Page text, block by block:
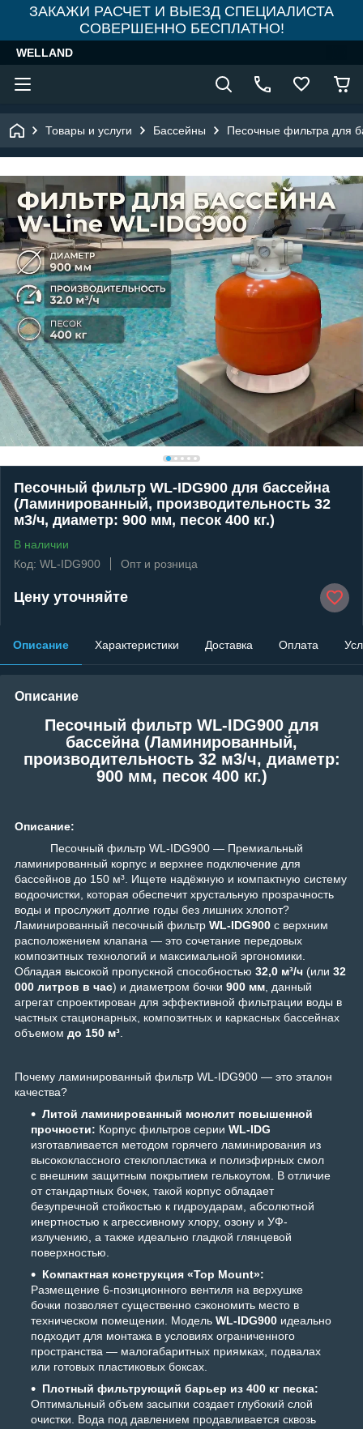
ЗАКАЖИ РАСЧЕТ И ВЫЕЗД СПЕЦИАЛИСТА
СОВЕРШЕННО БЕСПЛАТНО!
WELLAND
Товары и услуги Бассейны Песочные фильтра для
Песочный фильтр WL-IDG900 для бассейна
(Ламинированный, производительность 32
м3/ч, диаметр: 900 мм, песок 400 кг.)
В наличии
Код: WL-IDG900
Опт и розница
Цену уточняйте
Описание Характеристики Доставка Оплата
Описание
Песочный фильтр WL-IDG900 для
бассейна (Ламинированный,
производительность 32 м3/ч, диаметр:
900 мм, песок 400 кг.)
Описание:
Песочный фильтр WL-IDG900 — Премиальный
ламинированный корпус и верхнее подключение для
бассейнов до 150 м³. Ищете надёжную и компактную систему
водоочистки, которая обеспечит хрустальную прозрачность
воды и прослужит долгие годы без лишних хлопот?
Ламинированный песочный фильтр WL-IDG900 с верхним
расположением клапана — это сочетание передовых
композитных технологий и максимальной эргономики.
Обладая высокой пропускной способностью 32,0 м³/ч (или 32
000 литров в час) и диаметром бочки 900 мм, данный
агрегат спроектирован для эффективной фильтрации воды в
частных стационарных, композитных и каркасных бассейнах
объемом до 150 м³.
Почему ламинированный фильтр WL-IDG900 — это эталон
качества?
Литой ламинированный монолит повышенной
прочности: Корпус фильтров серии WL-IDG
изготавливается методом горячего ламинирования из
высококлассного стеклопластика и полиэфирных смол
с внешним защитным покрытием гелькоутом. В отличие
от стандартных бочек, такой корпус обладает
безупречной стойкостью к гидроударам, абсолютной
инертностью к агрессивному хлору, озону и УФ-
излучению, а также идеально гладкой глянцевой
поверхностью.
Компактная конструкция «Top Mount»:
Размещение 6-позиционного вентиля на верхушке
бочки позволяет существенно сэкономить место в
техническом помещении. Модель WL-IDG900 идеально
подходит для монтажа в условиях ограниченного
пространства — малогабаритных приямках, подвалах
или готовых пластиковых боксах.
Плотный фильтрующий барьер из 400 кг песка:
Оптимальный объем засыпки создает глубокий слой
очистки. Вода под давлением продавливается сквозь